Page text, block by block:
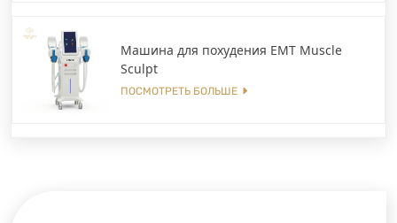
Машина для похудения EMT Muscle
Sculpt
ПОСМОТРЕТЬ БОЛЬШЕ